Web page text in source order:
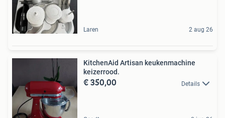
Laren 2 aug 26
KitchenAid Artisan keukenmachine
keizerrood.
€ 350,00 Details